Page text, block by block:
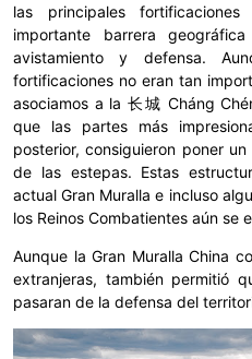
las principales
importante barrera
avistamiento y defensa.
fortificaciones no eran tan
asociamos a la 长城 Cháng
que las partes más
posterior, consiguieron poner
de las estepas. Estas
actual Gran Muralla e incluso
los Reinos Combatientes aún se
Aunque la Gran Muralla China
extranjeras, también permitió
pasaran de la defensa del